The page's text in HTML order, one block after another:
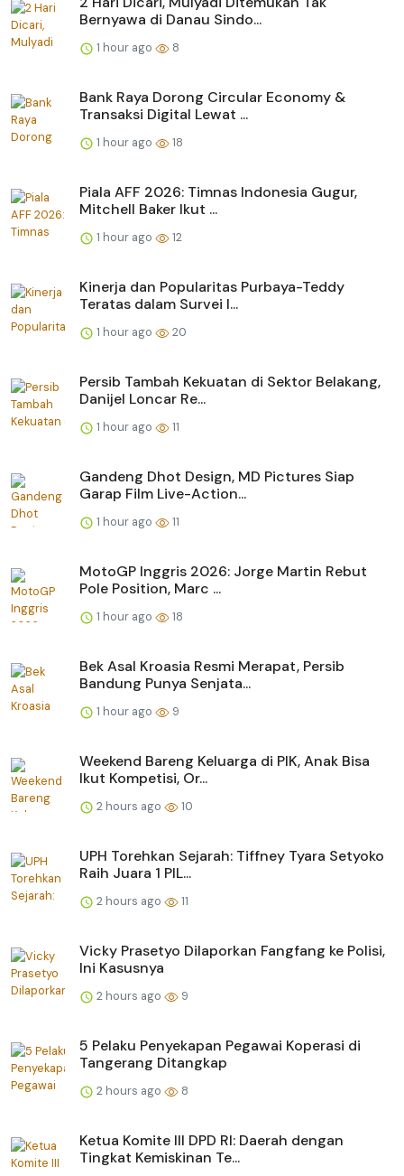
Bernyawa di Danau Sindo...
1 hour ago 8
Bank Raya Dorong Circular Economy &
Transaksi Digital Lewat ...
1 hour ago 18
Piala AFF 2026: Timnas Indonesia Gugur,
Mitchell Baker Ikut ...
1 hour ago 12
Kinerja dan Popularitas Purbaya-Teddy
Teratas dalam Survei I...
1 hour ago 20
Persib Tambah Kekuatan di Sektor Belakang,
Danijel Loncar Re...
1 hour ago 11
Gandeng Dhot Design, MD Pictures Siap
Garap Film Live-Action...
1 hour ago 11
MotoGP Inggris 2026: Jorge Martin Rebut
Pole Position, Marc ...
1 hour ago 18
Bek Asal Kroasia Resmi Merapat, Persib
Bandung Punya Senjata...
1 hour ago 9
Weekend Bareng Keluarga di PIK, Anak Bisa
Ikut Kompetisi, Or...
2 hours ago 10
UPH Torehkan Sejarah: Tiffney Tyara Setyoko
Raih Juara 1 PIL...
2 hours ago 11
Vicky Prasetyo Dilaporkan Fangfang ke Polisi,
Ini Kasusnya
2 hours ago 9
5 Pelaku Penyekapan Pegawai Koperasi di
Tangerang Ditangkap
2 hours ago 8
Ketua Komite III DPD RI: Daerah dengan
Tingkat Kemiskinan Te...